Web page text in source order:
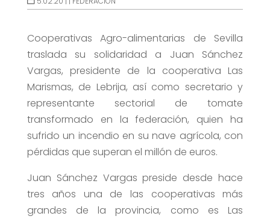
Cooperativas Agro-alimentarias de Sevilla
traslada su solidaridad a Juan Sánchez
Vargas, presidente de la cooperativa Las
Marismas, de Lebrija, así como secretario y
representante sectorial de tomate
transformado en la federación, quien ha
sufrido un incendio en su nave agrícola, con
pérdidas que superan el millón de euros.
Juan Sánchez Vargas preside desde hace
tres años una de las cooperativas más
grandes de la provincia, como es Las